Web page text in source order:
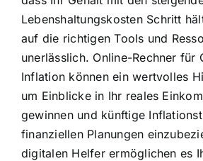
Lebenshaltungskosten Schritt
auf die richtigen Tools und
unerlässlich. Online-Rechner für
Inflation können ein wertvolles
um Einblicke in Ihr reales
gewinnen und künftige
finanziellen Planungen
digitalen Helfer ermöglichen es